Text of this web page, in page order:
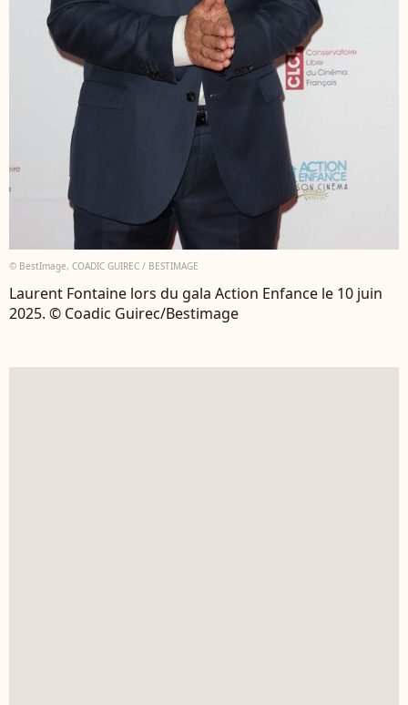
© BestImage, COADIC GUIREC / BESTIMAGE
Laurent Fontaine lors du gala Action Enfance le 10 juin
2025. © Coadic Guirec/Bestimage